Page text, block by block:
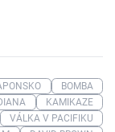
BOMBA
KAMIKAZE
VÁLKA V PACIFIKU